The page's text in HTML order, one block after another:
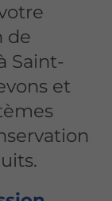
de
Saint-
et